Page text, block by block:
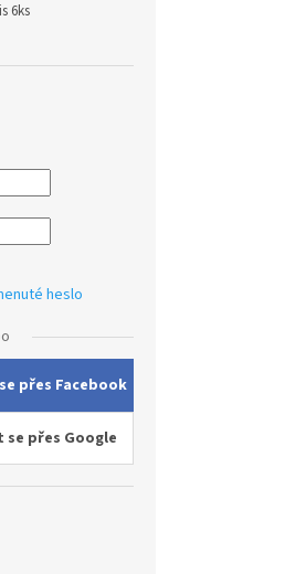
6ks
heslo
přes Facebook
se přes Google